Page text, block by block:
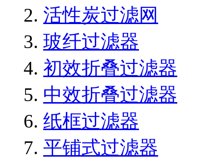
活性炭过滤网
玻纤过滤器
初效折叠过滤器
中效折叠过滤器
纸框过滤器
平铺式过滤器